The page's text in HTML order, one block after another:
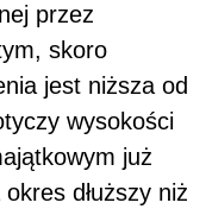
przez
skoro
jest niższa od
wysokości
już
dłuższy niż